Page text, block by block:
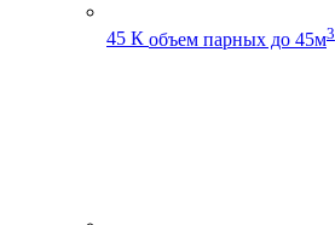
45 К объем парных до 45м3